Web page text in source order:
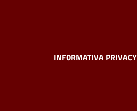
INFORMATIVA PRIVACY